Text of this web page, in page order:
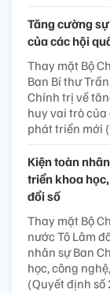
Tăng cường
của các hội
Thay mặt Bộ
Ban Bí thư
Chính trị về
huy vai trò
phát triển mới
Kiện toàn
triển khoa
đổi số
Thay mặt Bộ
nước Tô Lâm
nhân sự Ban
học, công
(Quyết định